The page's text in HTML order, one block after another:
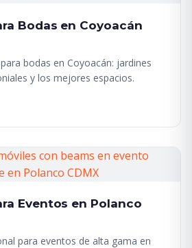
Bodas en Coyoacán
bodas en Coyoacán: jardines
y los mejores espacios.
Eventos en Polanco
para eventos de alta gama en